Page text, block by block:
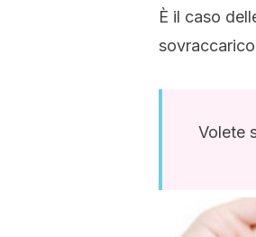
È il caso
Volete